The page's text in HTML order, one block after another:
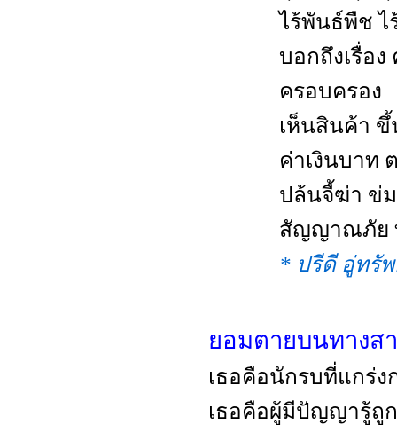
ไร้พันธ์พืช ไ
บอกถึงเรื่อง
ครอบครอง
เห็นสินค้า
ค่าเงินบาท
ปล้นจี้ฆ่า ข่
สัญญาณภัย
* ปรีดี อู่ทรั
ยอมตายบนทางส
เธอคือนักรบที่แกร่ง
เธอคือผู้มีปัญญารู้ถู